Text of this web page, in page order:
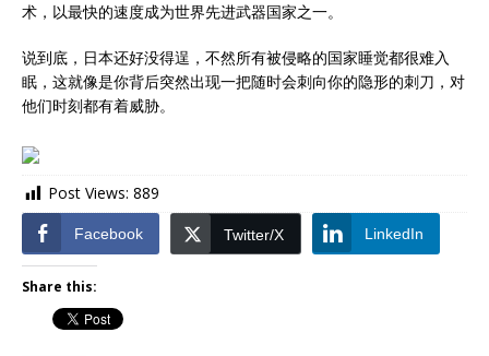
术，以最快的速度成为世界先进武器国家之一。
说到底，日本还好没得逞，不然所有被侵略的国家睡觉都很难入
眠，这就像是你背后突然出现一把随时会刺向你的隐形的刺刀，对
他们时刻都有着威胁。
Post Views: 889
Facebook Twitter/X LinkedIn
Share this: